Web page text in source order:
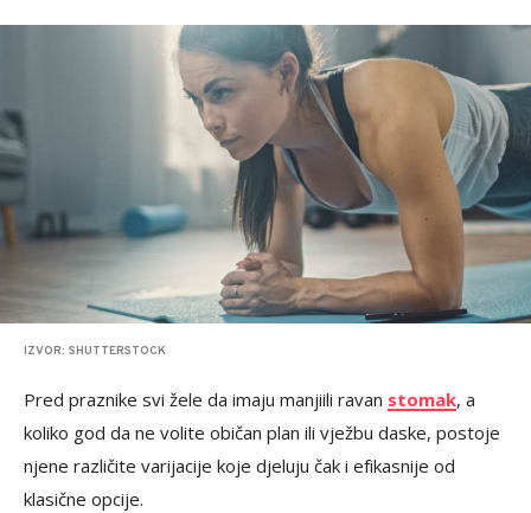
IZVOR: SHUTTERSTOCK
Pred praznike svi žele da imaju manjiili ravan stomak, a
koliko god da ne volite običan plan ili vježbu daske, postoje
njene različite varijacije koje djeluju čak i efikasnije od
klasične opcije.